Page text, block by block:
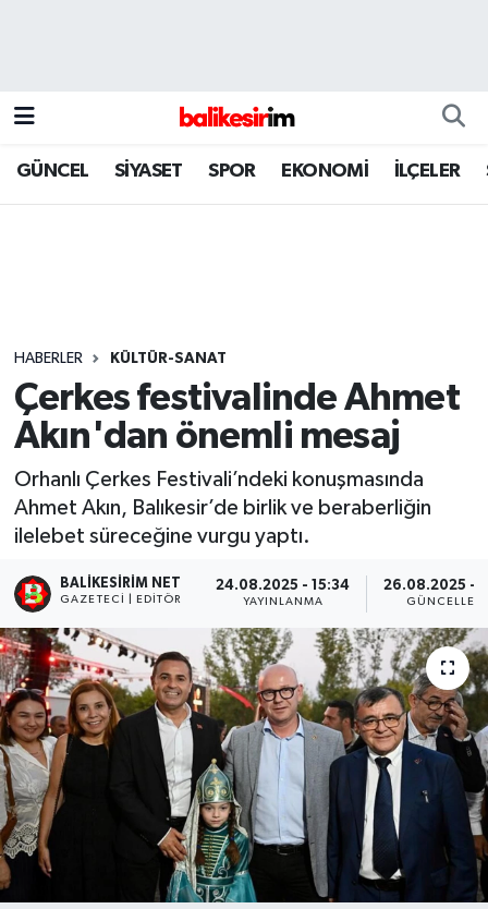
GÜNCEL SİYASET SPOR EKONOMİ İLÇELER
HABERLER KÜLTÜR-SANAT
Çerkes festivalinde Ahmet
Akın'dan önemli mesaj
Orhanlı Çerkes Festivali’ndeki konuşmasında
Ahmet Akın, Balıkesir’de birlik ve beraberliğin
ilelebet süreceğine vurgu yaptı.
BALIKESIRIM NET
GAZETECI | EDITÖR
24.08.2025 - 15:34
YAYINLANMA
26.08.2025 -